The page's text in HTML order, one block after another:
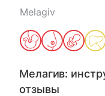
Melagiv
Мелагив:
отзывы